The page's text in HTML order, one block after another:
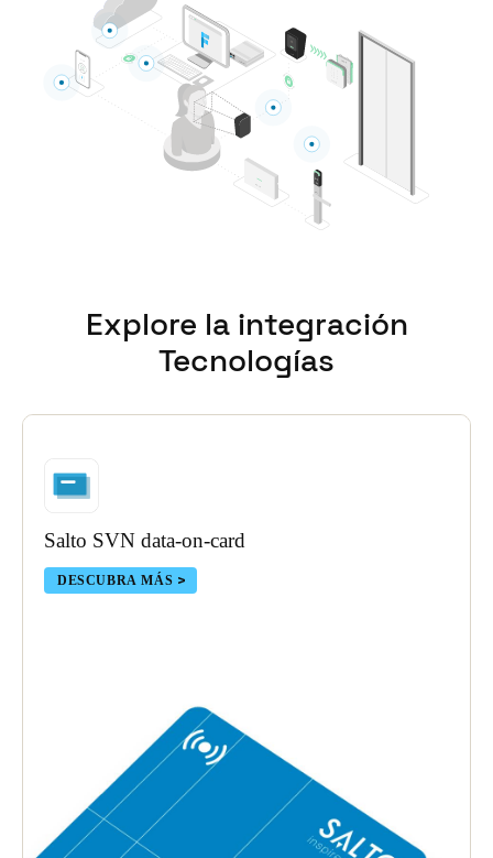
Explore la integración
Tecnologías
Salto SVN data-on-card
DESCUBRA MÁS